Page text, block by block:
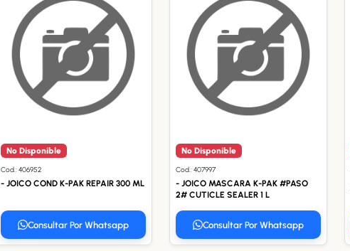
No Disponible
Cod.: 406952
- JOICO COND K-PAK REPAIR 300 ML
Consultar Por Whatsapp
No Disponible
Cod.: 407997
- JOICO MASCARA K-PAK #PASO
2# CUTICLE SEALER 1 L
Consultar Por Whatsapp